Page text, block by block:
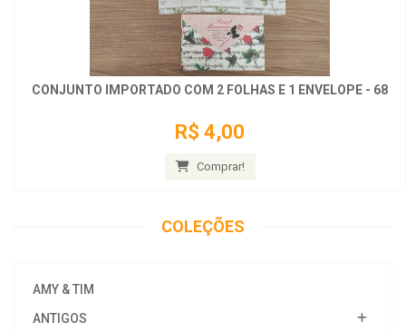
CONJUNTO IMPORTADO COM 2 FOLHAS E 1 ENVELOPE - 68
R$ 4,00
Comprar!
COLEÇÕES
AMY & TIM
ANTIGOS